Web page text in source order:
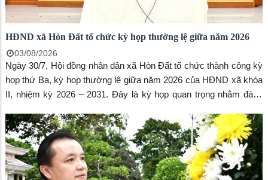
HĐND xã Hòn Đất tổ chức kỳ họp thường lệ giữa năm 2026
03/08/2026
Ngày 30/7, Hội đồng nhân dân xã Hòn Đất tổ chức thành công kỳ
họp thứ Ba, kỳ họp thường lệ giữa năm 2026 của HĐND xã khóa
II, nhiệm kỳ 2026 – 2031. Đây là kỳ họp quan trọng nhằm đánh
ngân sách nhà nước 6 tháng đầu năm và đề ra các nhiệm vụ, giải
pháp trọng tâm cho 6 tháng cuối năm. Kỳ họp do Thường trực
HĐND xã chủ trì.